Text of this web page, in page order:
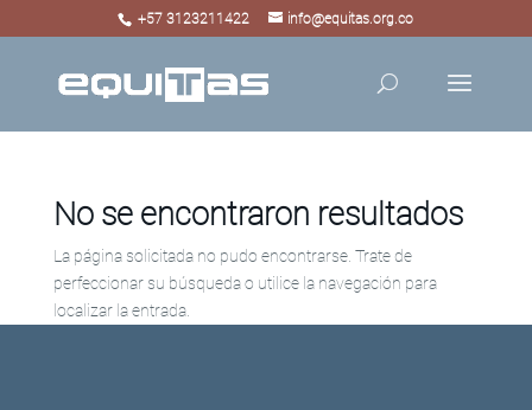
+57 3123211422 info@equitas.org.co
No se encontraron resultados
La página solicitada no pudo encontrarse. Trate de
perfeccionar su búsqueda o utilice la navegación para
localizar la entrada.